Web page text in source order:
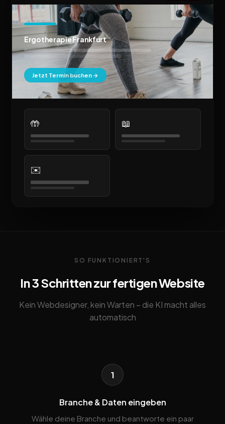
Ergotherapie Frankfurt
Jetzt Termin buchen →
🤲 📖
✉️
SO FUNKTIONIERT'S
In 3 Schritten zur fertigen Website
Kein Webdesigner, kein Warten – die KI macht alles
automatisch
1
Branche & Daten eingeben
Wähle deine Branche und beantworte ein paar